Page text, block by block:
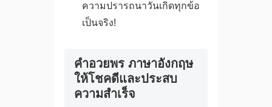
ความปรารถนาวันเกิดทุกข้อ
เป็นจริง!
คําอวยพร ภาษาอังกฤษ
ให้โชคดีและประสบ
ความสำเร็จ